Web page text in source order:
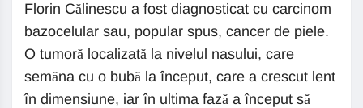
Florin Călinescu a fost diagnosticat cu carcinom
bazocelular sau, popular spus, cancer de piele.
O tumoră localizată la nivelul nasului, care
semăna cu o bubă la început, care a crescut lent
în dimensiune, iar în ultima fază a început să